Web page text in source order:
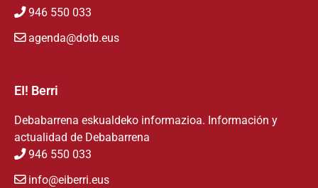
946 550 033
agenda@dotb.eus
EI! Berri
Debabarrena eskualdeko informazioa. Información y
actualidad de Debabarrena
946 550 033
info@eiberri.eus